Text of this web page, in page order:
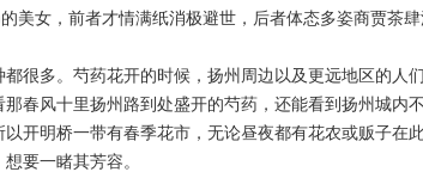
美女，前者才情满纸消极避世，后者体态多姿商贾茶肆
多。芍药花开的时候，扬州周边以及更远地区的人们
春风十里扬州路到处盛开的芍药，还能看到扬州城内
开明桥一带有春季花市，无论昼夜都有花农或贩子在
要一睹其芳容。